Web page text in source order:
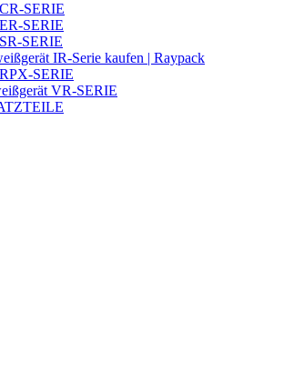
SERIE
SERIE
SERIE
IR-Serie kaufen | Raypack
SERIE
VR-SERIE